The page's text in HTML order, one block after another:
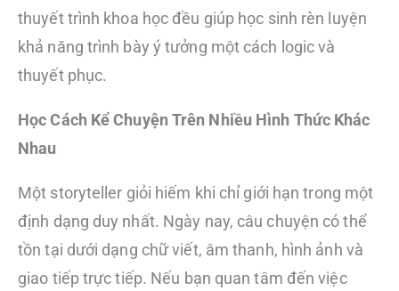
thuyết trình khoa học đều giúp học sinh rèn luyện
khả năng trình bày ý tưởng một cách logic và
thuyết phục.
Học Cách Kể Chuyện Trên Nhiều Hình Thức Khác
Nhau
Một storyteller giỏi hiếm khi chỉ giới hạn trong một
định dạng duy nhất. Ngày nay, câu chuyện có thể
tồn tại dưới dạng chữ viết, âm thanh, hình ảnh và
giao tiếp trực tiếp. Nếu bạn quan tâm đến việc